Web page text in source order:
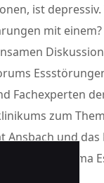
ist
mit
Fachexperten
zum
Ansbach und
zum Thema
Mal